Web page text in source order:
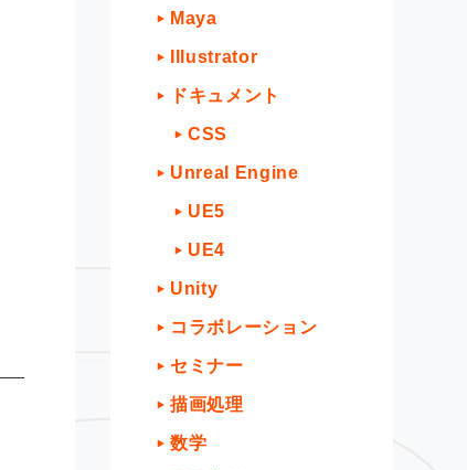
Maya
Illustrator
ドキュメント
CSS
Unreal Engine
UE5
UE4
Unity
コラボレーション
セミナー
描画処理
数学